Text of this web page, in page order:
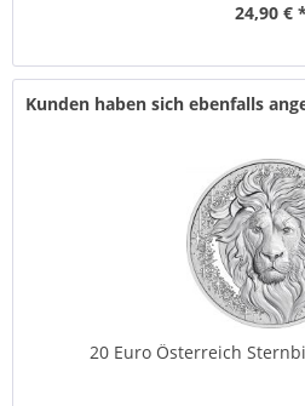
24,90 € *
Kunden haben sich ebenfalls
20 Euro Österreich